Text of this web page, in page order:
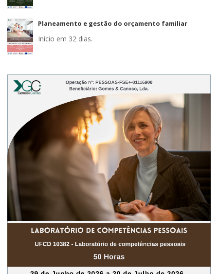
Planeamento e gestão do orçamento familiar
Início em 32 dias.